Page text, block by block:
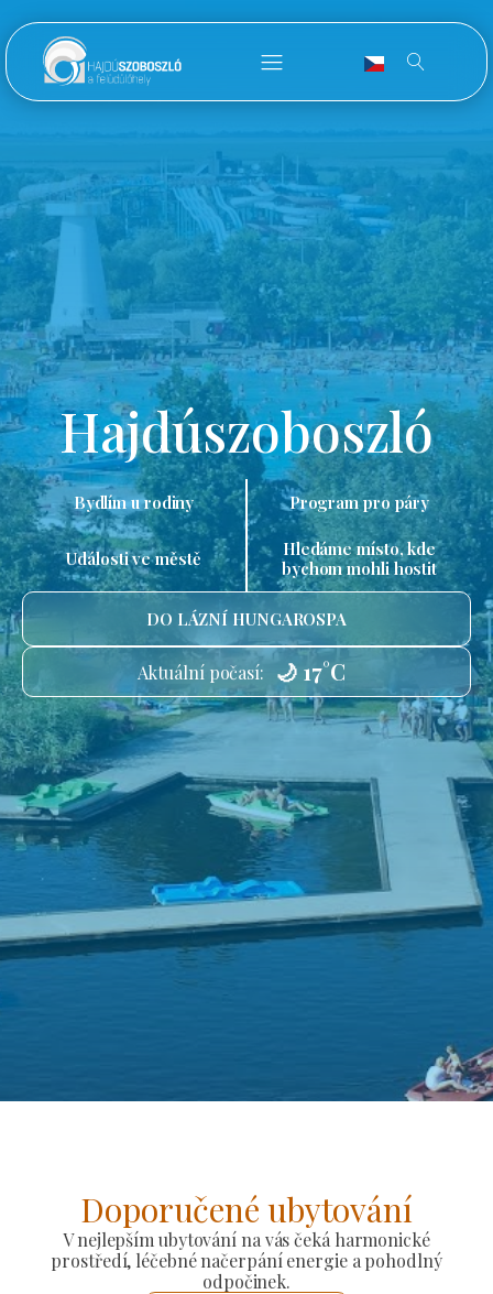
Hajdúszoboszló
Bydlím u rodiny Program pro páry
Události ve městě
Hledáme místo, kde
bychom mohli hostit
DO LÁZNÍ HUNGAROSPA
Aktuální počasí: 🌙 17°C
Doporučené ubytování
V nejlepším ubytování na vás čeká harmonické
prostředí, léčebné načerpání energie a pohodlný
odpočinek.